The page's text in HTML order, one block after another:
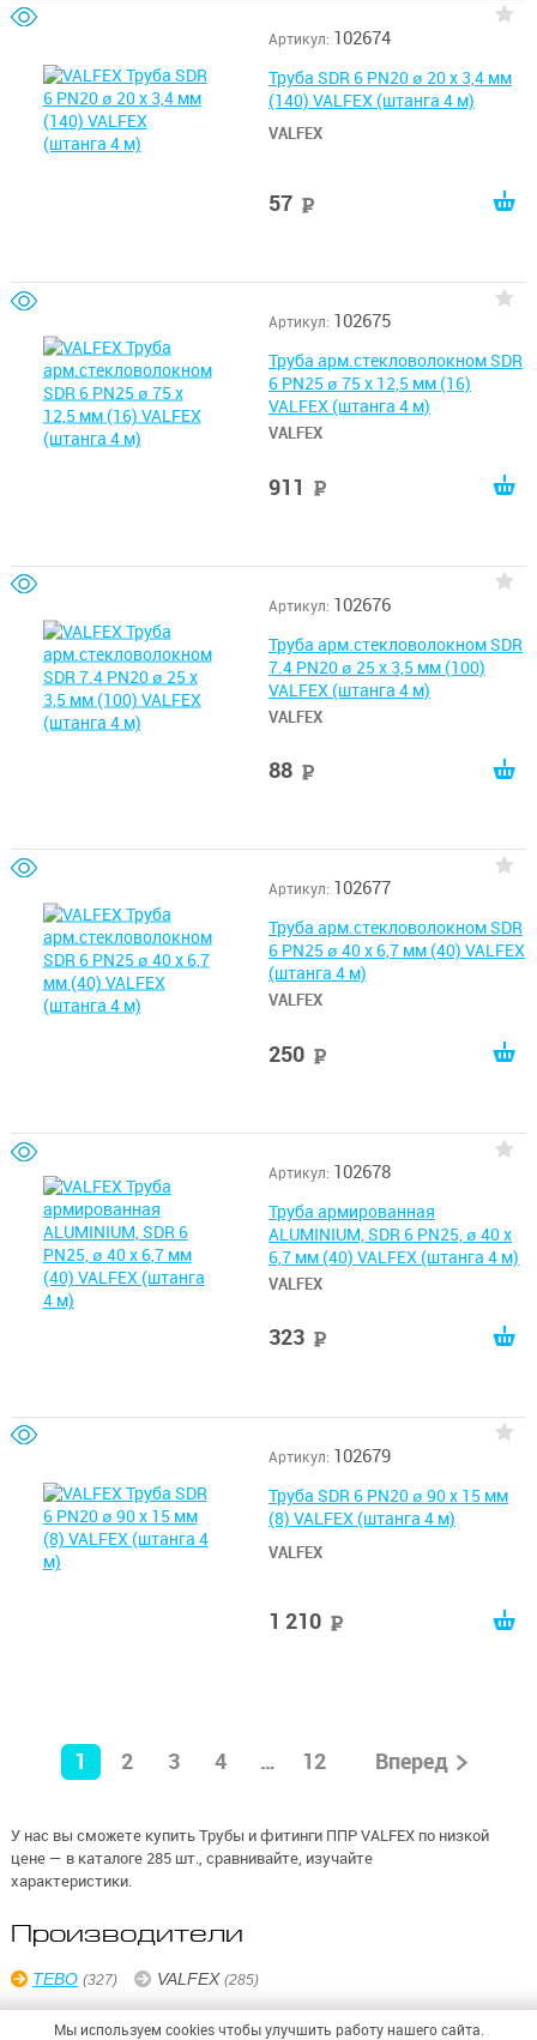
Артикул: 102674
Труба SDR 6 PN20 ø 20 х 3,4 мм
(140) VALFEX (штанга 4 м)
VALFEX
57
Артикул: 102675
Труба арм.стекловолокном SDR
6 PN25 ø 75 х 12,5 мм (16)
VALFEX (штанга 4 м)
VALFEX
911
Артикул: 102676
Труба арм.стекловолокном SDR
7.4 PN20 ø 25 х 3,5 мм (100)
VALFEX (штанга 4 м)
VALFEX
88
Артикул: 102677
Труба арм.стекловолокном SDR
6 PN25 ø 40 х 6,7 мм (40) VALFEX
(штанга 4 м)
VALFEX
250
Артикул: 102678
Труба армированная
ALUMINIUM, SDR 6 PN25, ø 40 х
6,7 мм (40) VALFEX (штанга 4 м)
VALFEX
323
Артикул: 102679
Труба SDR 6 PN20 ø 90 х 15 мм
(8) VALFEX (штанга 4 м)
VALFEX
1 210
1 2 3 4 … 12 Вперед
У нас вы сможете купить Трубы и фитинги ППР VALFEX по низкой
цене — в каталоге 285 шт., сравнивайте, изучайте
характеристики.
Производители
TEBO (327) VALFEX (285)
Мы используем cookies чтобы улучшить работу нашего сайта.